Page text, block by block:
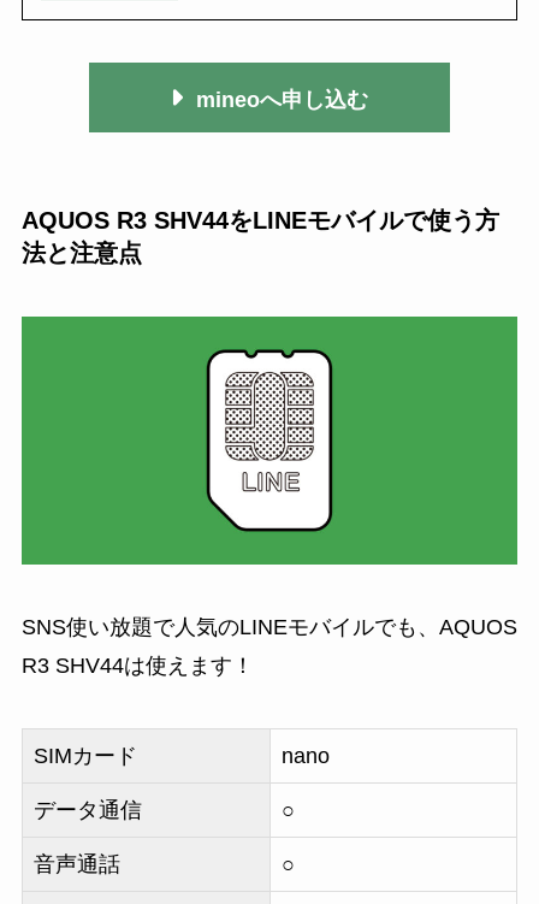
mineoへ申し込む
AQUOS R3 SHV44をLINEモバイルで使う方
法と注意点
SNS使い放題で人気のLINEモバイルでも、AQUOS
R3 SHV44は使えます！
SIMカード nano
データ通信 ○
音声通話 ○